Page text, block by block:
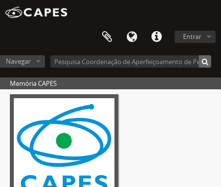
Entrar
Navegar
Memória CAPES